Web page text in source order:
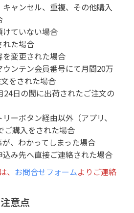
ャンセル、重複、その他購入
ていない場合
れた場合
変更された場合
ンテン会員番号にて月間20万
をされた場合
日の間に出荷されたご注文の
ーボタン経由以外（アプリ、
ご購入をされた場合
、わかってしまった場合
み先へ直接ご連絡された場合
、 お問合せフォームよりご連絡
意点